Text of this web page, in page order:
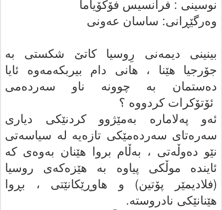
نوسینی : فرانسیس فۆکۆیاما
وەرگێڕانی: ساسان عەونی
بینینى دیمه‌نى رِوسیا کاتێ شکستى به‌
جۆرجیا هێنا ، هانى دام بیربکەمەوە ئایا
ده‌ستمان بە چوونە ناو سەردەمی
ئۆتۆکرات کردووه‌ ؟
ئه‌و په‌لاماره‌ به‌مێژوو کردنێکى دیارى
سه‌ره‌تاى سه‌رده‌مێکى تازه‌یه‌ له‌ سیاسه‌تى
نێو ده‌وڵه‌تى ، به‌ڵام بروا هێنان به‌وه‌ى که‌
ئاینده‌ موڵکى پیاوه‌ به‌ هێزه‌که‌ى روسیا
(فلادیمێر پۆتین) و هاوڕێکانێتی ، بڕوا
هێنانێکی نادروسته‌.